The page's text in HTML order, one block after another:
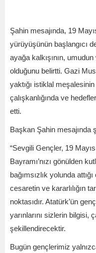
Şahin mesajında, 19
yürüyüşünün başlangıcı
ayağa kalkışının,
olduğunu belirtti. Gazi
yaktığı istiklal
çalışkanlığında ve
etti.
Başkan Şahin mesajında
“Sevgili Gençler, 19
Bayramı’nızı gönülden
bağımsızlık yolunda
cesaretin ve kararlılığın
noktasıdır. Atatürk’ün
yarınlarını sizlerin bilgisi,
şekillendirecektir.
Bugün gençlerimiz